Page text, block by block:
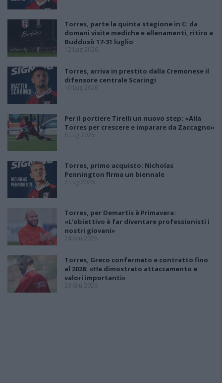
Torres, parte la quinta stagione in C: da
domani visite mediche e allenamenti, ritiro a
Buddusò 17-31 luglio
12 Lug 2026
Torres, arriva in prestito dalla Cremonese il
difensore centrale Scaringi
10 Lug 2026
Per il portiere Tirelli un nuovo step: «Alla
Torres per crescere e imparare da Zaccagno»
8 Lug 2026
Torres, primo acquisto: Nicholas
Pennington firma un biennale
7 Lug 2026
Torres, per Demartis è Primavera:
«L'obiettivo è far diventare professionisti i
nostri giovani»
24 Giu 2026
Torres, Greco confermato e contratto fino
al 2028: «Ha dimostrato attaccamento e
valori importanti»
23 Giu 2026